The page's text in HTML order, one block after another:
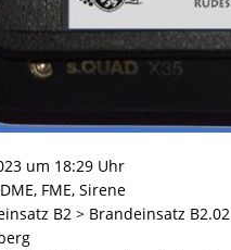
um 18:29 Uhr
DME, FME, Sirene
B2 > Brandeinsatz B2.02